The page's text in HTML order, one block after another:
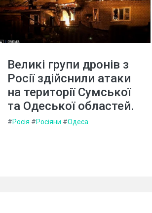
Великі групи дронів з
Росії здійснили атаки
на території Сумської
та Одеської областей.
#Росія #Росіяни #Одеса